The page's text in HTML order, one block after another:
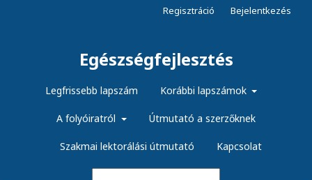
Egészségfejlesztés
Legfrissebb lapszám Korábbi lapszámok
A folyóiratról Útmutató a szerzőknek
Szakmai lektorálási útmutató Kapcsolat
Regisztráció Bejelentkezés